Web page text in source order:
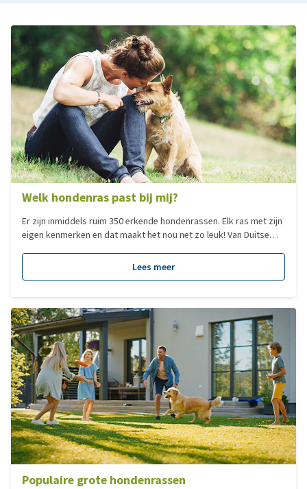
Welk hondenras past bij mij?
Er zijn inmiddels ruim 350 erkende hondenrassen. Elk ras met zijn
eigen kenmerken en dat maakt het nou net zo leuk! Van Duitse
mensen zoeken een hond op basis van het formaat. Dit zegt
echter niks over het karakter van een hond en dus ook niet of
Lees meer
Populaire grote hondenrassen